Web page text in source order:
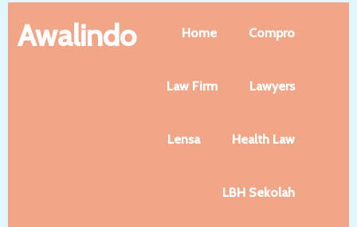
Awalindo Home Compro
Law Firm Lawyers
Lensa Health Law
LBH Sekolah